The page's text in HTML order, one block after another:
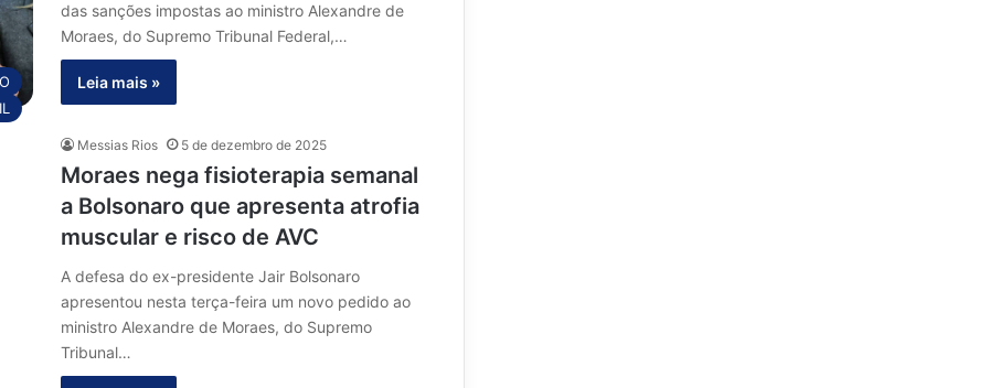
das sanções impostas ao ministro Alexandre de
Moraes, do Supremo Tribunal Federal,…
Leia mais »
Messias Rios 5 de dezembro de 2025
Moraes nega fisioterapia semanal
a Bolsonaro que apresenta atrofia
muscular e risco de AVC
A defesa do ex-presidente Jair Bolsonaro
apresentou nesta terça-feira um novo pedido ao
ministro Alexandre de Moraes, do Supremo
Tribunal…